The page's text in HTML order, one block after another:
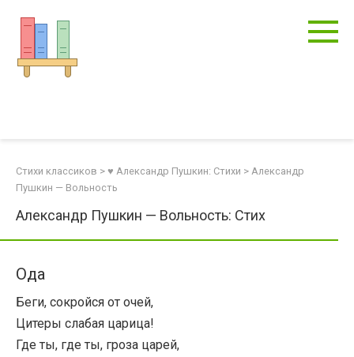
контенту
Стихи классиков > ♥ Александр Пушкин: Стихи > Александр
Пушкин — Вольность
Александр Пушкин — Вольность: Стих
Ода
Беги, сокройся от очей,
Цитеры слабая царица!
Где ты, где ты, гроза царей,